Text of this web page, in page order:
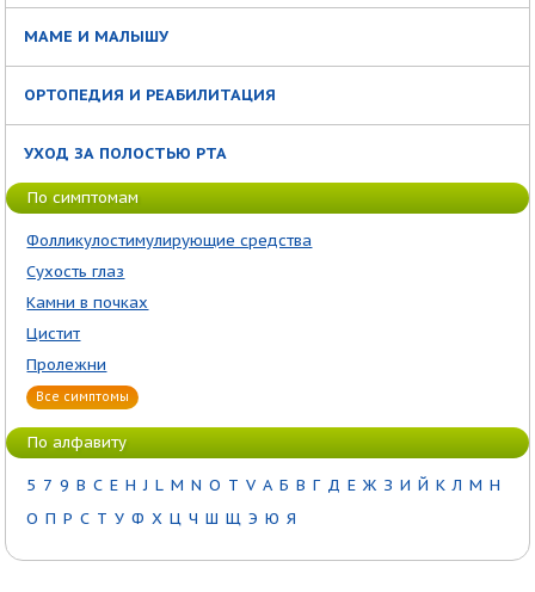
МАМЕ И МАЛЫШУ
ОРТОПЕДИЯ И РЕАБИЛИТАЦИЯ
УХОД ЗА ПОЛОСТЬЮ РТА
По симптомам
Фолликулостимулирующие средства
Сухость глаз
Камни в почках
Цистит
Пролежни
Все симптомы
По алфавиту
5 7 9 B C E H J L M N O T V А Б В Г Д Е Ж З И Й К Л М Н
О П Р С Т У Ф Х Ц Ч Ш Щ Э Ю Я